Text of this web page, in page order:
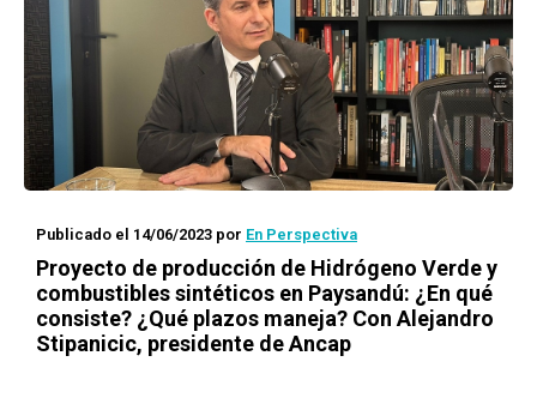
Publicado el 14/06/2023 por En Perspectiva
Proyecto de producción de Hidrógeno Verde y
combustibles sintéticos en Paysandú: ¿En qué
consiste? ¿Qué plazos maneja? Con Alejandro
Stipanicic, presidente de Ancap